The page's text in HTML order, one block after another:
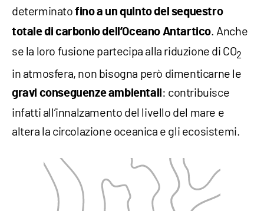
determinatofino a un quinto del sequestro
totale di carbonio dell’Oceano Antartico. Anche
se la loro fusione partecipa alla riduzione di CO2
in atmosfera, non bisogna però dimenticarne le
gravi conseguenze ambientali: contribuisce
infatti all’innalzamento del livello del mare e
altera la circolazione oceanica e gli ecosistemi.